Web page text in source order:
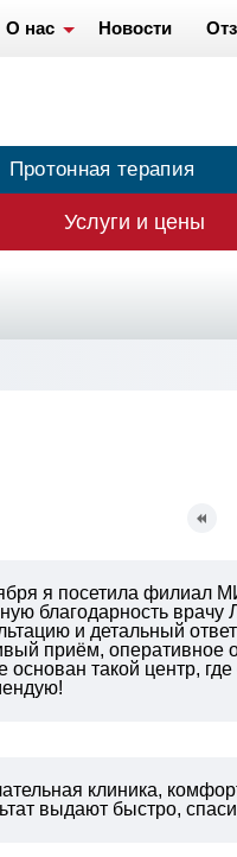
О нас Новости
Протонная терапия
Услуги и цены
я посетила филиал
благодарность
и детальный
приём, оперативное
основан такой центр,
клиника,
выдают быстро,